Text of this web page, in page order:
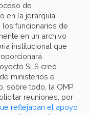
de
en la jerarquía
funcionarios de
en un archivo
institucional que
SLS creó
ministerios e
sobre todo, la OMP.
reuniones, por
reflejaban el apoyo